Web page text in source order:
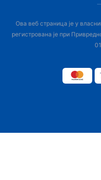
Ова веб страница је у
регистрована је при